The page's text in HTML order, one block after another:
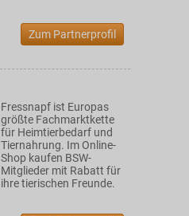
Zum Partnerprofil
Fressnapf ist Europas
größte Fachmarktkette
für Heimtierbedarf und
Tiernahrung. Im Online-
Shop kaufen BSW-
Mitglieder mit Rabatt für
ihre tierischen Freunde.